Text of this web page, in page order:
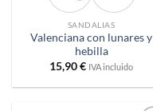
SANDALIAS
Valenciana con lunares y
hebilla
15,90€ IVA incluido